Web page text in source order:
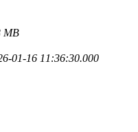
MB
01-16 11:36:30.000